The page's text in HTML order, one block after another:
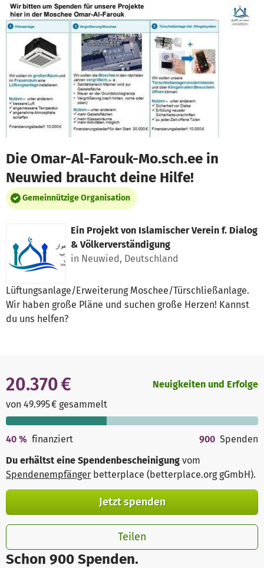
Zum Hauptinhalt springen
Erklärung zur Barrierefreiheit anzeigen
Die Omar-Al-Farouk-Mo.sch.ee in
Neuwied braucht deine Hilfe!
Gemeinnützige Organisation
Ein Projekt von Islamischer Verein f. Dialog
& Völkerverständigung
in Neuwied, Deutschland
Lüftungsanlage/Erweiterung Moschee/Türschließanlage.
Wir haben große Pläne und suchen große Herzen! Kannst
du uns helfen?
Schon 900 Spenden.
20.370 €
von 49.995 € gesammelt
Neuigkeiten und Erfolge
40 % finanziert 900 Spenden
Du erhältst eine Spendenbescheinigung vom
Spendenempfänger betterplace (betterplace.org gGmbH).
Jetzt spenden
Teilen